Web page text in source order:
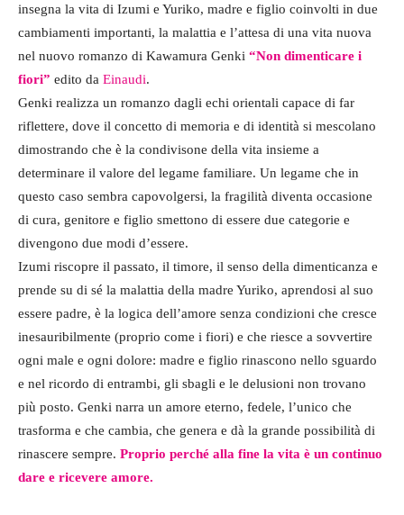
insegna la vita di Izumi e Yuriko, madre e figlio coinvolti in due
cambiamenti importanti, la malattia e l’attesa di una vita nuova
nel nuovo romanzo di Kawamura Genki “Non dimenticare i
fiori” edito da Einaudi.
Genki realizza un romanzo dagli echi orientali capace di far
riflettere, dove il concetto di memoria e di identità si mescolano
dimostrando che è la condivisone della vita insieme a
determinare il valore del legame familiare. Un legame che in
questo caso sembra capovolgersi, la fragilità diventa occasione
di cura, genitore e figlio smettono di essere due categorie e
divengono due modi d’essere.
Izumi riscopre il passato, il timore, il senso della dimenticanza e
prende su di sé la malattia della madre Yuriko, aprendosi al suo
essere padre, è la logica dell’amore senza condizioni che cresce
inesauribilmente (proprio come i fiori) e che riesce a sovvertire
ogni male e ogni dolore: madre e figlio rinascono nello sguardo
e nel ricordo di entrambi, gli sbagli e le delusioni non trovano
più posto. Genki narra un amore eterno, fedele, l’unico che
trasforma e che cambia, che genera e dà la grande possibilità di
rinascere sempre. Proprio perché alla fine la vita è un continuo
dare e ricevere amore.